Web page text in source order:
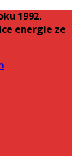
1992.
energie ze